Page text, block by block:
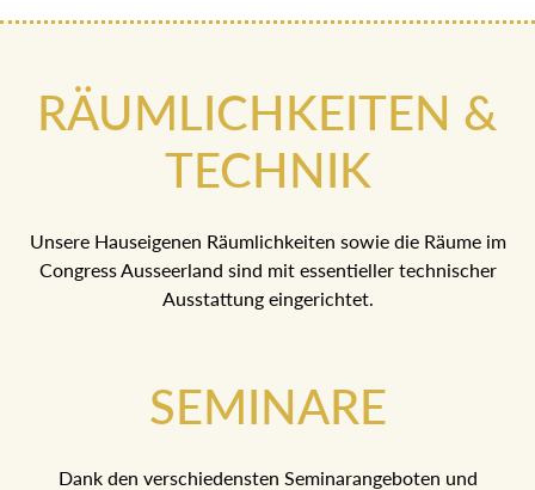
RÄUMLICHKEITEN &
TECHNIK
Unsere Hauseigenen Räumlichkeiten sowie die Räume im
Congress Ausseerland sind mit essentieller technischer
Ausstattung eingerichtet.
SEMINARE
Dank den verschiedensten Seminarangeboten und